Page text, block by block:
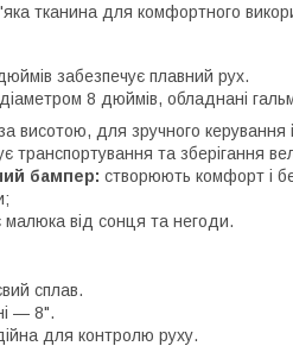
тканина для комфортного
забезпечує плавний рух.
8 дюймів, обладнані
висотою, для зручного
транспортування та зберігання
бампер: створюють комфорт і
від сонця та негоди.
сплав.
— 8".
для контролю руху.